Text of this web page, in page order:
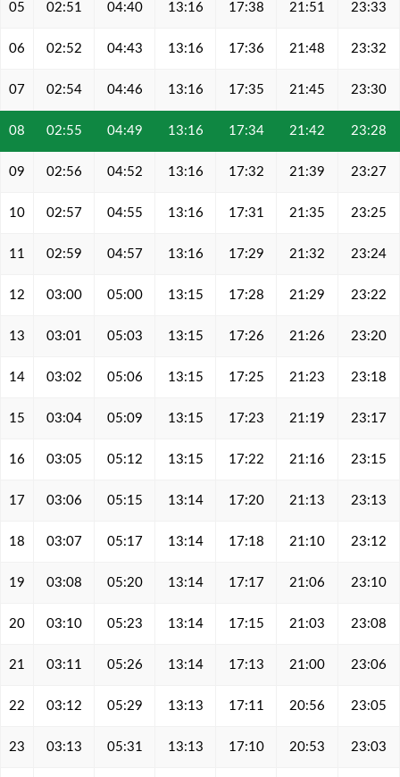
05 02:51 04:40 13:16 17:38 21:51 23:33
06 02:52 04:43 13:16 17:36 21:48 23:32
07 02:54 04:46 13:16 17:35 21:45 23:30
08 02:55 04:49 13:16 17:34 21:42 23:28
09 02:56 04:52 13:16 17:32 21:39 23:27
10 02:57 04:55 13:16 17:31 21:35 23:25
11 02:59 04:57 13:16 17:29 21:32 23:24
12 03:00 05:00 13:15 17:28 21:29 23:22
13 03:01 05:03 13:15 17:26 21:26 23:20
14 03:02 05:06 13:15 17:25 21:23 23:18
15 03:04 05:09 13:15 17:23 21:19 23:17
16 03:05 05:12 13:15 17:22 21:16 23:15
17 03:06 05:15 13:14 17:20 21:13 23:13
18 03:07 05:17 13:14 17:18 21:10 23:12
19 03:08 05:20 13:14 17:17 21:06 23:10
20 03:10 05:23 13:14 17:15 21:03 23:08
21 03:11 05:26 13:14 17:13 21:00 23:06
22 03:12 05:29 13:13 17:11 20:56 23:05
23 03:13 05:31 13:13 17:10 20:53 23:03